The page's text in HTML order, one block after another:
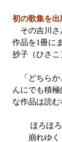
初の歌集を出
その吉川さ
作品を1冊に
抄子（ひさこ
「どちらか
んにでも積
な作品は読
ほろほろ
崩れゆく